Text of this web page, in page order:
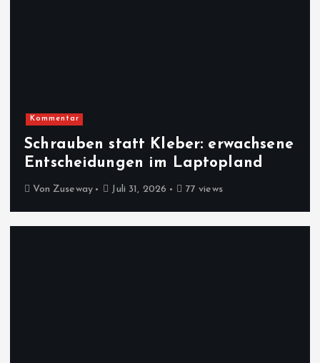
Kommentar
Schrauben statt Kleber: erwachsene
Entscheidungen im Laptopland
Von Zuseway Juli 31, 2026 77 views